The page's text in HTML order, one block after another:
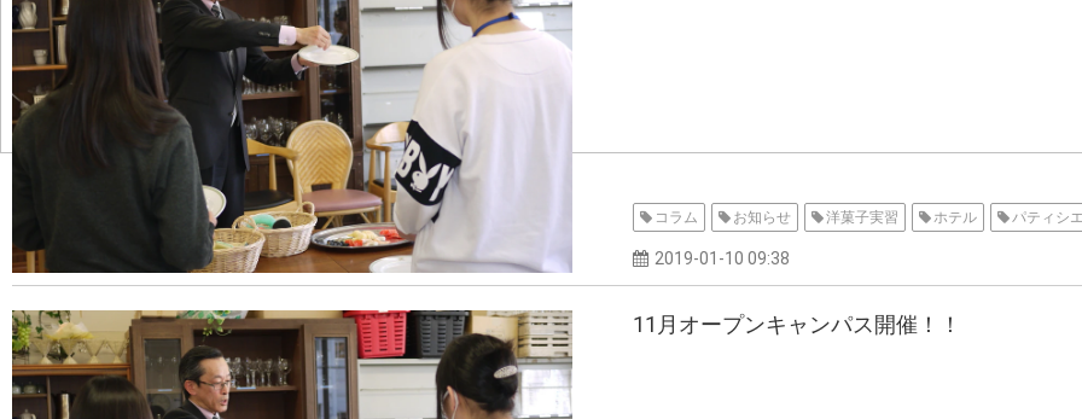
コラム お知らせ 洋菓子実習 ホテル パティシエ
2019-01-10 09:38
11月オープンキャンパス開催！！